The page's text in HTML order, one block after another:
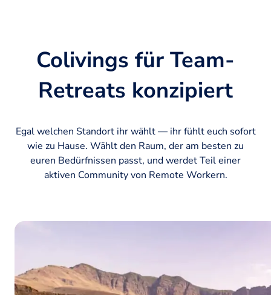
Colivings für Team-
Retreats konzipiert
Egal welchen Standort ihr wählt — ihr fühlt euch sofort
wie zu Hause. Wählt den Raum, der am besten zu
euren Bedürfnissen passt, und werdet Teil einer
aktiven Community von Remote Workern.